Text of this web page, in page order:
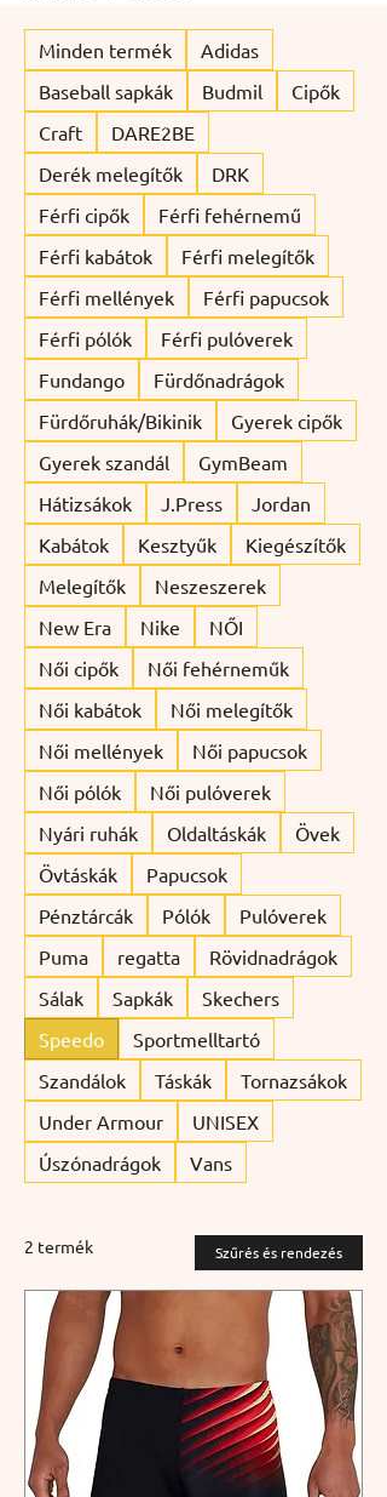
Minden termék
Adidas
Baseball sapkák
Budmil
Cipők
Craft
DARE2BE
Derék melegítők
DRK
Férfi cipők
Férfi fehérnemű
Férfi kabátok
Férfi melegítők
Férfi mellények
Férfi papucsok
Férfi pólók
Férfi pulóverek
Fundango
Fürdőnadrágok
Fürdőruhák/Bikinik
Gyerek cipők
Gyerek szandál
GymBeam
Hátizsákok
J.Press
Jordan
Kabátok
Kesztyűk
Kiegészítők
Melegítők
Neszeszerek
New Era
Nike
NŐI
Női cipők
Női fehérneműk
Női kabátok
Női melegítők
Női mellények
Női papucsok
Női pólók
Női pulóverek
Nyári ruhák
Oldaltáskák
Övek
Övtáskák
Papucsok
Pénztárcák
Pólók
Pulóverek
Puma
regatta
Rövidnadrágok
Sálak
Sapkák
Skechers
Speedo
Sportmelltartó
Szandálok
Táskák
Tornazsákok
Under Armour
UNISEX
Úszónadrágok
Vans
2 termék Szűrés és rendezés